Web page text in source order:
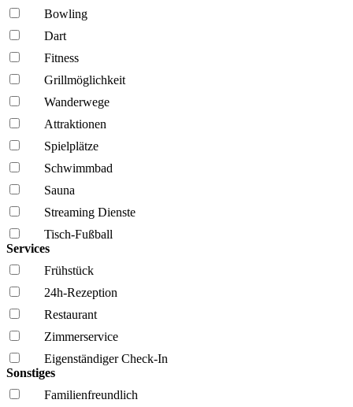
Bowling
Dart
Fitness
Grillmöglich­keit
Wanderwege
Attraktionen
Spielplätze
Schwimmbad
Sauna
Streaming Dienste
Tisch-Fußball
Services
Frühstück
24h-Rezeption
Restaurant
Zimmerservice
Eigenständiger Check-In
Sonstiges
Familien­freundlich